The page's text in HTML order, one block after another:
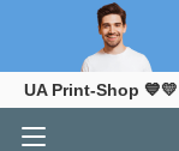
UA Print-Shop